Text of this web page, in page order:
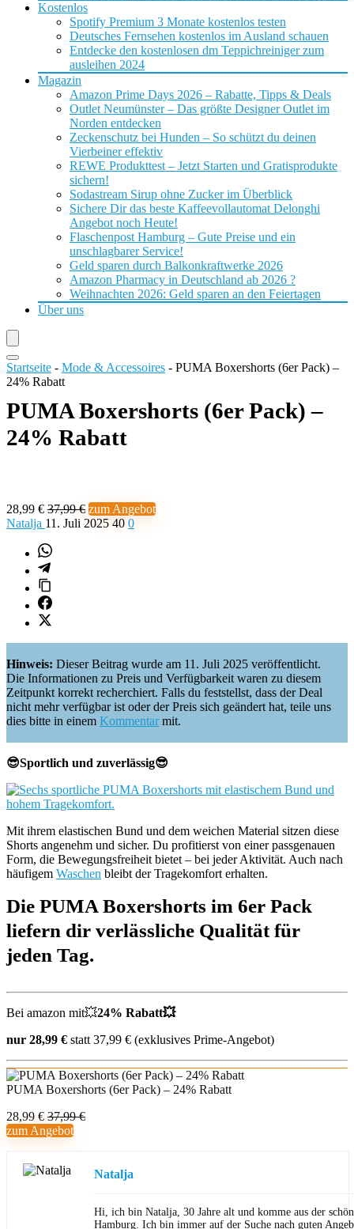
Kostenlos
Spotify Premium 3 Monate kostenlos testen
Deutsches Fernsehen kostenlos im Ausland schauen
Entdecke den kostenlosen dm Teppichreiniger zum
ausleihen 2024
Magazin
Amazon Prime Days 2026 – Rabatte, Tipps & Deals
Outlet Neumünster – Das größte Designer Outlet im
Norden entdecken
Zeckenschutz bei Hunden – So schützt du deinen
Vierbeiner effektiv
REWE Produkttest – Jetzt Starten und Gratisprodukte
sichern!
Sodastream Sirup ohne Zucker im Überblick
Sichere Dir das beste Kaffeevollautomat Delonghi
Angebot noch Heute!
Flaschenpost Hamburg – Gute Preise und ein
unschlagbarer Service!
Geld sparen durch Balkonkraftwerke 2026
Amazon Pharmacy in Deutschland ab 2026 ?
Weihnachten 2026: Geld sparen an den Feiertagen
Über uns
Startseite - Mode & Accessoires - PUMA Boxershorts (6er Pack) –
24% Rabatt
PUMA Boxershorts (6er Pack) –
24% Rabatt
28,99 € 37,99 € zum Angebot
Natalja 11. Juli 2025 40 0
Hinweis: Dieser Beitrag wurde am 11. Juli 2025 veröffentlicht.
Die Informationen zu Preis und Verfügbarkeit waren zu diesem
Zeitpunkt korrekt recherchiert. Falls du feststellst, dass der Deal
nicht mehr verfügbar ist oder der Preis sich geändert hat, teile uns
dies bitte in einem Kommentarmit.
😎Sportlich und zuverlässig😎
Mit ihrem elastischen Bund und dem weichen Material sitzen diese
Shorts angenehm und sicher. Du profitierst von einer passgenauen
Form, die Bewegungsfreiheit bietet – bei jeder Aktivität. Auch nach
häufigem Waschen bleibt der Tragekomfort erhalten.
Die PUMA Boxershorts im 6er Pack
liefern dir verlässliche Qualität für
jeden Tag.
Bei amazon mit💥24% Rabatt💥
nur 28,99 € statt 37,99 € (exklusives Prime-Angebot)
PUMA Boxershorts (6er Pack) – 24% Rabatt
28,99 € 37,99 €
zum Angebot
Natalja
Hi, ich bin Natalja, 30 Jahre alt und komme aus der
Hamburg. Ich bin immer auf der Suche nach guten